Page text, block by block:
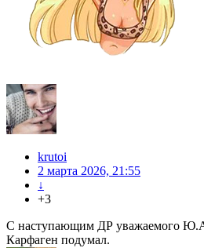
krutoi
2 марта 2026, 21:55
↓
+3
С наступающим ДР уважаемого
Карфаген подумал.